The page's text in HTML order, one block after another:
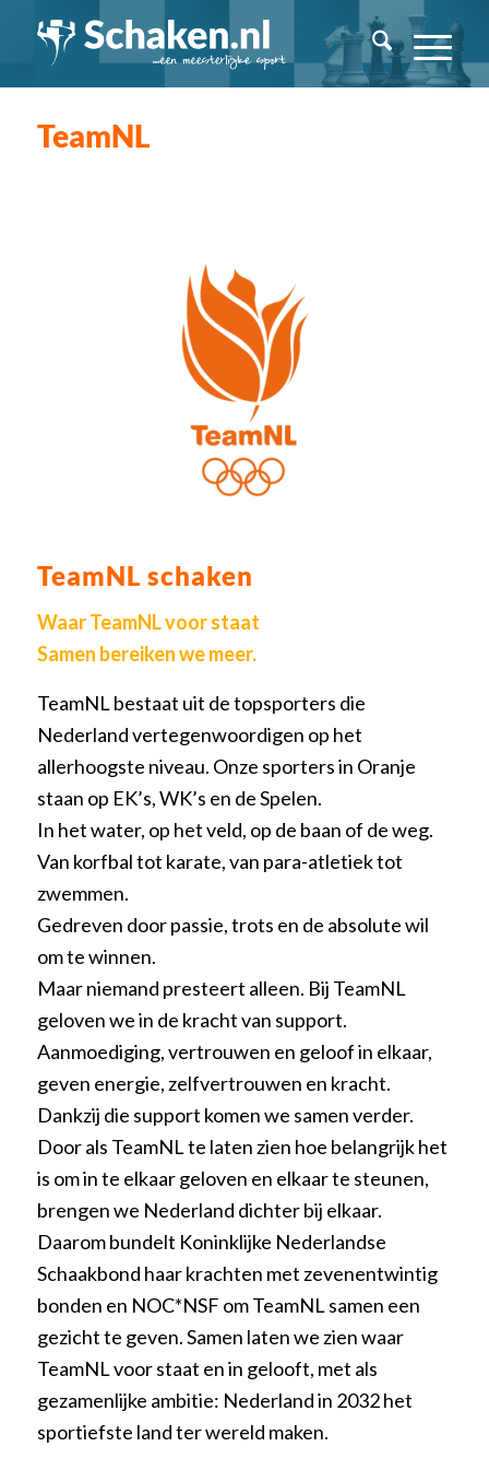
TeamNL
TeamNL schaken
Waar TeamNL voor staat
Samen bereiken we meer.
TeamNL bestaat uit de topsporters die
Nederland vertegenwoordigen op het
allerhoogste niveau. Onze sporters in Oranje
staan op EK’s, WK’s en de Spelen.
In het water, op het veld, op de baan of de weg.
Van korfbal tot karate, van para-atletiek tot
zwemmen.
Gedreven door passie, trots en de absolute wil
om te winnen.
Maar niemand presteert alleen. Bij TeamNL
geloven we in de kracht van support.
Aanmoediging, vertrouwen en geloof in elkaar,
geven energie, zelfvertrouwen en kracht.
Dankzij die support komen we samen verder.
Door als TeamNL te laten zien hoe belangrijk het
is om in te elkaar geloven en elkaar te steunen,
brengen we Nederland dichter bij elkaar.
Daarom bundelt Koninklijke Nederlandse
Schaakbond haar krachten met zevenentwintig
bonden en NOC*NSF om TeamNL samen een
gezicht te geven. Samen laten we zien waar
TeamNL voor staat en in gelooft, met als
gezamenlijke ambitie: Nederland in 2032 het
sportiefste land ter wereld maken.